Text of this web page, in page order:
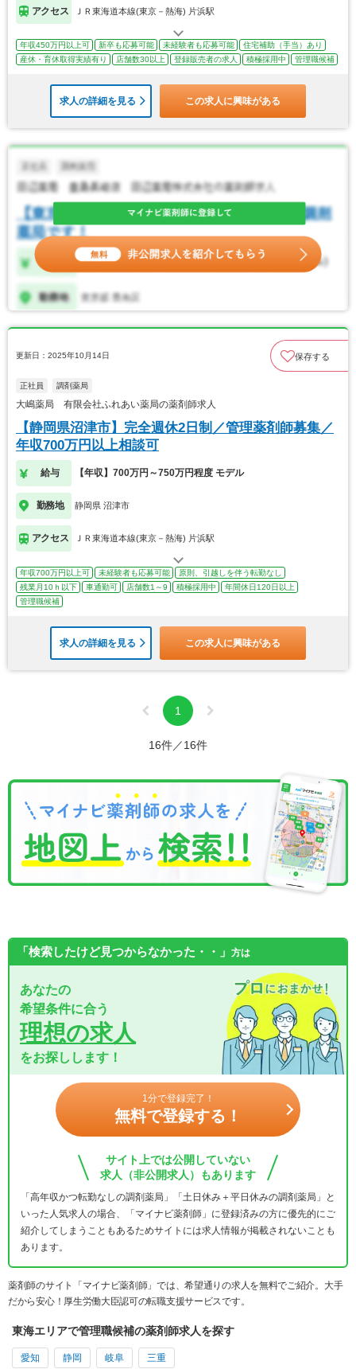
アクセス ＪＲ東海道本線(東京－熱海) 片浜駅
年収450万円以上可 新卒も応募可能 未経験者も応募可能
住宅補助（手当）あり
産休・育休取得実績有り
店舗数30以上 登録販売者の求人 積極採用中 管理職候補
求人の詳細を見る この求人に興味がある
更新日：2025年10月14日 保存する
正社員 調剤薬局
大嶋薬局 有限会社ふれあい薬局の薬剤師求人
【静岡県沼津市】完全週休2日制／管理薬剤師募集／
年収700万円以上相談可
給与 【年収】700万円～750万円程度 モデル
勤務地 静岡県 沼津市
アクセス ＪＲ東海道本線(東京－熱海) 片浜駅
年収700万円以上可 未経験者も応募可能
原則、引越しを伴う転勤なし
残業月10ｈ以下
車通勤可 店舗数1～9 積極採用中
年間休日120日以上
管理職候補
求人の詳細を見る この求人に興味がある
1
16件／16件
「検索したけど見つからなかった・・」 方は
あなたの
希望条件に合う
理想の求人
をお探しします！
1分で登録完了！
無料で登録する！
サイト上では公開していない
求人（非公開求人）もあります
「高年収かつ転勤なしの調剤薬局」「土日休み＋平日休みの調剤薬局」と
いった人気求人の場合、「マイナビ薬剤師」に登録済みの方に優先的にご
紹介してしまうこともあるためサイトには求人情報が掲載されないことも
あります。
薬剤師のサイト「マイナビ薬剤師」では、希望通りの求人を無料でご紹介。大手
だから安心！厚生労働大臣認可の転職支援サービスです。
東海エリアで管理職候補の薬剤師求人を探す
愛知 静岡 岐阜 三重